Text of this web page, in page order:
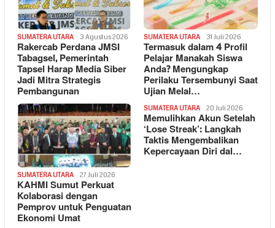
SUMATERA UTARA 3 Agustus 2026
Rakercab Perdana JMSI
Tabagsel, Pemerintah
Tapsel Harap Media Siber
Jadi Mitra Strategis
Pembangunan
SUMATERA UTARA 31 Juli 2026
Termasuk dalam 4 Profil
Pelajar Manakah Siswa
Anda? Mengungkap
Perilaku Tersembunyi Saat
Ujian Melal…
SUMATERA UTARA 27 Juli 2026
KAHMI Sumut Perkuat
Kolaborasi dengan
Pemprov untuk Penguatan
Ekonomi Umat
SUMATERA UTARA 20 Juli 2026
Memulihkan Akun Setelah
‘Lose Streak’: Langkah
Taktis Mengembalikan
Kepercayaan Diri dal…